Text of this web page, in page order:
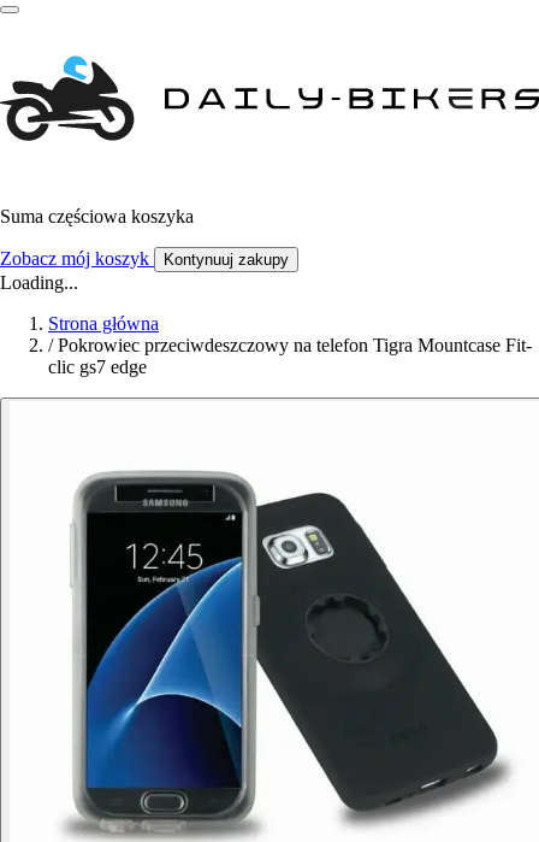
Suma częściowa koszyka
Zobacz mój koszyk Kontynuuj zakupy
Loading...
Strona główna
/ Pokrowiec przeciwdeszczowy na telefon Tigra Mountcase Fit-
clic gs7 edge